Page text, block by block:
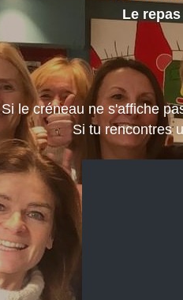
Le
Si le créneau ne s'affiche
Si tu rencontres